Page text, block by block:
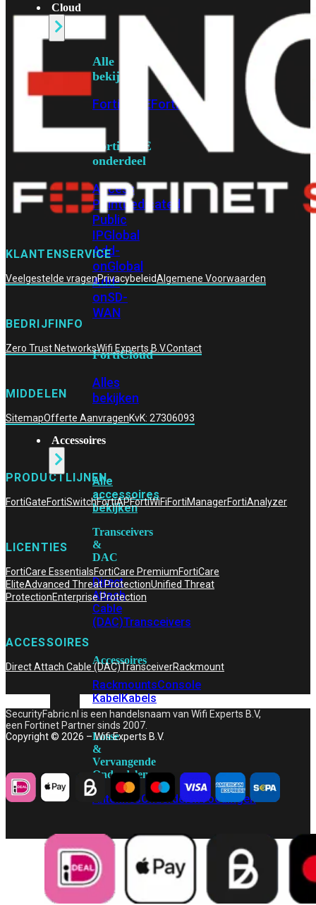
Cloud
Alle
bekijken
FortiSASEFortiCloud
FortiSASE
onderdeel
Access
PointDedicated
Public
IPGlobal
Add-
onGlobal
Add-
onSD-
WAN
FortiCloud
Alles
bekijken
Accessoires
Alle
accessoires
bekijken
Transceivers
&
DAC
Direct
Attach
Cable
(DAC)Transceivers
Accessoires
RackmountsConsole
KabelKabels
Losse
&
Vervangende
Onderdelen
AntennesOnderdelenVoedingen
KLANTENSERVICE
Veelgestelde vragenPrivacybeleidAlgemene Voorwaarden
BEDRIJFINFO
Zero Trust NetworksWifi Experts B.V.Contact
MIDDELEN
SitemapOfferte AanvragenKvK: 27306093
PRODUCTLIJNEN
FortiGateFortiSwitchFortiAPFortiWiFiFortiManagerFortiAnalyzer
LICENTIES
FortiCare EssentialsFortiCare PremiumFortiCare
EliteAdvanced Threat ProtectionUnified Threat
ProtectionEnterprise Protection
ACCESSOIRES
Direct Attach Cable (DAC)TransceiverRackmount
SecurityFabric.nl is een handelsnaam van Wifi Experts B.V,
een Fortinet Partner sinds 2007.
Copyright © 2026 – Wifi Experts B.V.